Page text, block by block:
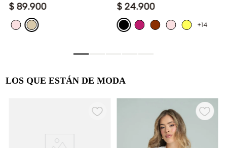
$ 89.900 $ 24.900
+14
LOS QUE ESTÁN DE MODA